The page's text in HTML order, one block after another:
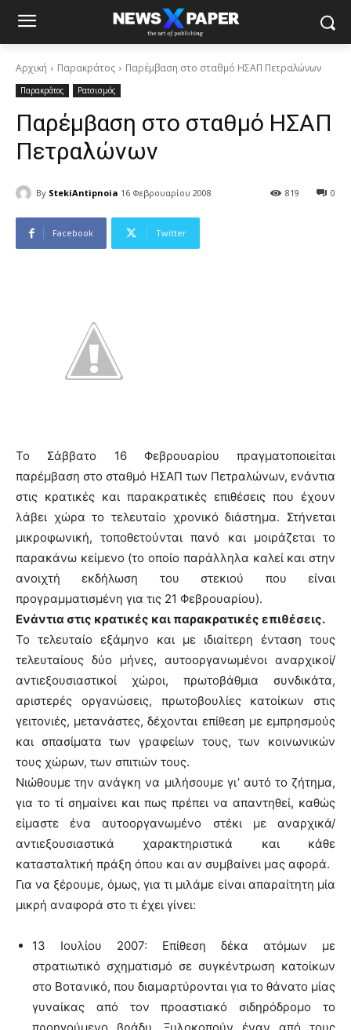
Αρχική Παρακράτος Παρέμβαση στο σταθμό ΗΣΑΠ Πετραλώνων
Παρακράτος Ρατσισμός
Παρέμβαση στο σταθμό ΗΣΑΠ
Πετραλώνων
By StekiAntipnoia 16 Φεβρουαρίου 2008 0
819
Facebook Twitter
Το Σάββατο 16 Φεβρουαρίου πραγματοποιείται
παρέμβαση στο σταθμό ΗΣΑΠ των Πετραλώνων, ενάντια
στις κρατικές και παρακρατικές επιθέσεις που έχουν
λάβει χώρα το τελευταίο χρονικό διάστημα. Στήνεται
μικροφωνική, τοποθετούνται πανό και μοιράζεται το
παρακάνω κείμενο (το οποίο παράλληλα καλεί και στην
ανοιχτή εκδήλωση του στεκιού που είναι
προγραμματισμένη για τις 21 Φεβρουαρίου).
Ενάντια στις κρατικές και παρακρατικές επιθέσεις.
Το τελευταίο εξάμηνο και με ιδιαίτερη ένταση τους
τελευταίους δύο μήνες, αυτοοργανωμένοι αναρχικοί/
αντιεξουσιαστικοί χώροι, πρωτοβάθμια συνδικάτα,
αριστερές οργανώσεις, πρωτοβουλίες κατοίκων στις
γειτονιές, μετανάστες, δέχονται επίθεση με εμπρησμούς
και σπασίματα των γραφείων τους, των κοινωνικών
τους χώρων, των σπιτιών τους.
Νιώθουμε την ανάγκη να μιλήσουμε γι’ αυτό το ζήτημα,
για το τί σημαίνει και πως πρέπει να απαντηθεί, καθώς
είμαστε ένα αυτοοργανωμένο στέκι με αναρχικά/
αντιεξουσιαστικά χαρακτηριστικά και κάθε
κατασταλτική πράξη όπου και αν συμβαίνει μας αφορά.
Για να ξέρουμε, όμως, για τι μιλάμε είναι απαραίτητη μία
μικρή αναφορά στο τι έχει γίνει:
13 Ιουλίου 2007: Επίθεση δέκα ατόμων με
στρατιωτικό σχηματισμό σε συγκέντρωση κατοίκων
στο Βοτανικό, που διαμαρτύρονται για το θάνατο μίας
γυναίκας από τον προαστιακό σιδηρόδρομο το